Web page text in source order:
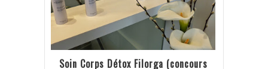
Soin Corps Détox Filorga (concours